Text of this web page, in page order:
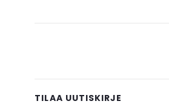
TILAA UUTISKIRJE